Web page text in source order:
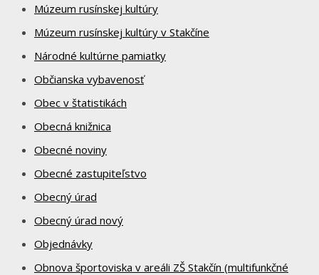
Múzeum rusínskej kultúry
Múzeum rusínskej kultúry v Stakčíne
Národné kultúrne pamiatky
Občianska vybavenosť
Obec v štatistikách
Obecná knižnica
Obecné noviny
Obecné zastupiteľstvo
Obecný úrad
Obecný úrad nový
Objednávky
Obnova športoviska v areáli ZŠ Stakčín (multifunkčné